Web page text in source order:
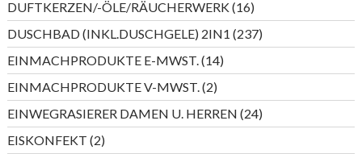
DUFTKERZEN/-ÖLE/RÄUCHERWERK 1616
Produkte
DUSCHBAD (INKL.DUSCHGELE) 2IN1 237237
Produkte
EINMACHPRODUKTE E-MWST. 1414
Produkte
EINMACHPRODUKTE V-MWST. 22
Produkte
EINWEGRASIERER DAMEN U. HERREN 2424
Produkte
EISKONFEKT 22